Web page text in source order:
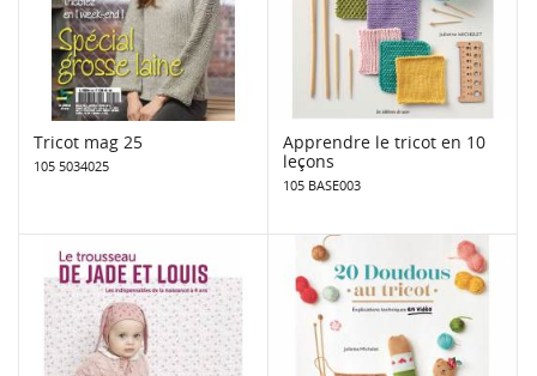
Tricot mag 25
105 5034025
Apprendre le tricot en 10
leçons
105 BASE003